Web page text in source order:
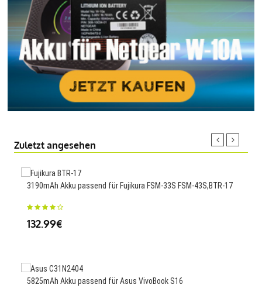
Zuletzt angesehen
3190mAh Akku passend für Fujikura FSM-33S FSM-43S,BTR-17
132.99€
5825mAh Akku passend für Asus VivoBook S16